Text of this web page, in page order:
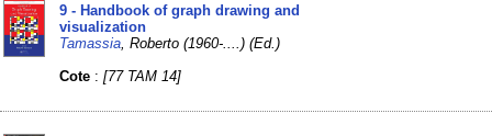
9 - Handbook of graph drawing and
visualization
Tamassia , Roberto (1960-....) (Ed.)
Cote :[77 TAM 14]